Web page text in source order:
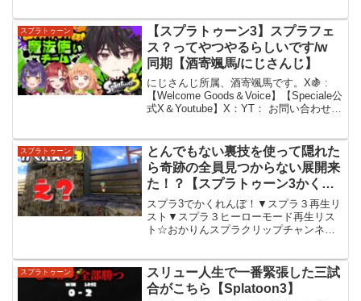
ジナルグッズのご購入はこちら！→さし
ぶーの活...
スプラトゥーン
【スプラトゥーン3】スプラフェ
ス？ってやつやるらしいです/w
同期【酒寄颯馬/にじさんじ】
にじさんじ所属、酒寄颯馬です。X🍇 :
【Welcome Goods＆Voice】【Speciale公
式X＆Youtube】X：YT： お問い合わせ・
の方々は、下記リ...
スプラトゥーン
とんでもない裏技を使って隠れた
ら奇跡の全員見つからない展開来
た！？【スプラトゥーン3かくれ
んぼ】
スプラ3でかくれんぼ！▼スプラ３再生リ
スト▼スプラ３ヒーローモード再生リス
ト☆おかりんスプラクリップチャンネル
販売ページはこちら！キッズサイズもあ
るので是非覗いてみ...
スプラトゥーン
スリュー人生で一番緊張した三試
合がこちら【Splatoon3】